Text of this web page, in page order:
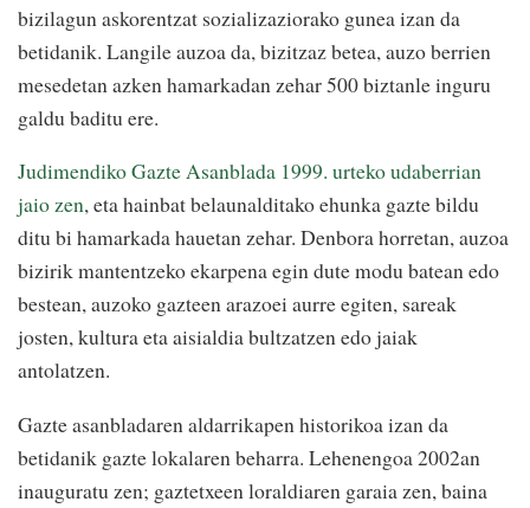
bizilagun askorentzat sozializaziorako gunea izan da
betidanik. Langile auzoa da, bizitzaz betea, auzo berrien
mesedetan azken hamarkadan zehar 500 biztanle inguru
galdu baditu ere.
Judimendiko Gazte Asanblada 1999. urteko udaberrian
jaio zen, eta hainbat belaunalditako ehunka gazte bildu
ditu bi hamarkada hauetan zehar. Denbora horretan, auzoa
bizirik mantentzeko ekarpena egin dute modu batean edo
bestean, auzoko gazteen arazoei aurre egiten, sareak
josten, kultura eta aisialdia bultzatzen edo jaiak
antolatzen.
Gazte asanbladaren aldarrikapen historikoa izan da
betidanik gazte lokalaren beharra. Lehenengoa 2002an
inauguratu zen; gaztetxeen loraldiaren garaia zen, baina